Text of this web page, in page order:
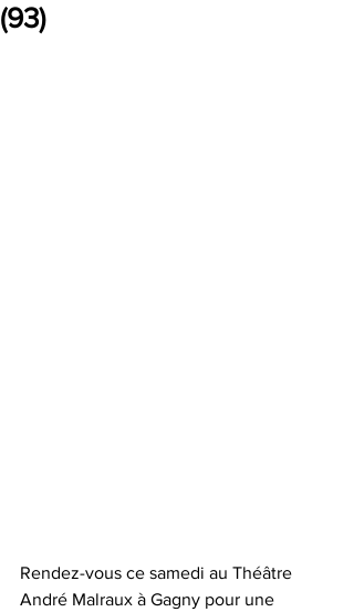
(93)
Rendez-vous ce samedi au Théâtre
André Malraux à Gagny pour une